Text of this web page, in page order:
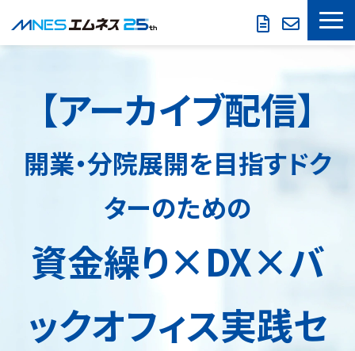
製品・サービス
セミナー情報
お役立ち情報
会社概要
【アーカイブ配信】
開業・分院展開を目指すドク
ターのための
資金繰り×DX×バ
ックオフィス実践セ